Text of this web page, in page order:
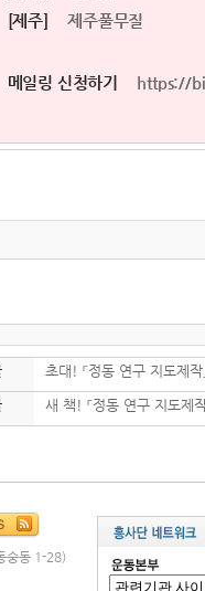
[제주]제주풀무질
메일링 신청하기 https://
초대! 『정동 연구 지도제
새 책! 『정동 연구 지도제
숭동 1-28)